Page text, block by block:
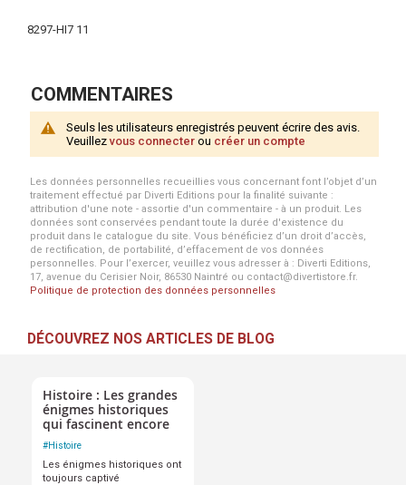
d'infos
8297-HI7 11
COMMENTAIRES
Seuls les utilisateurs enregistrés peuvent écrire des avis.
Veuillezvous connecter ou créer un compte
Les données personnelles recueillies vous concernant font l’objet d’un
traitement effectué par Diverti Editions pour la finalité suivante :
attribution d'une note - assortie d'un commentaire - à un produit. Les
données sont conservées pendant toute la durée d'existence du
produit dans le catalogue du site. Vous bénéficiez d’un droit d’accès,
de rectification, de portabilité, d’effacement de vos données
personnelles. Pour l’exercer, veuillez vous adresser à : Diverti Editions,
17, avenue du Cerisier Noir, 86530 Naintré ou contact@divertistore.fr.
Politique de protection des données personnelles
DÉCOUVREZ NOS ARTICLES DE BLOG
Histoire : Les grandes
énigmes historiques
qui fascinent encore
#Histoire
Les énigmes historiques ont
toujours captivé